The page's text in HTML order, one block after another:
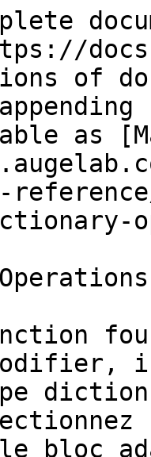
of
as
bloc